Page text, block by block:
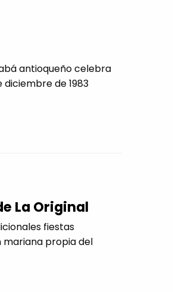
antioqueño celebra
de 1983
La Original
fiestas
mariana propia del